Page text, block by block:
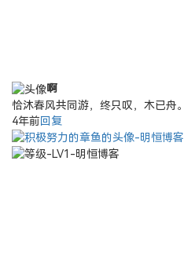
啊
恰沐春风共同游，终只叹，木已舟。
4年前回复